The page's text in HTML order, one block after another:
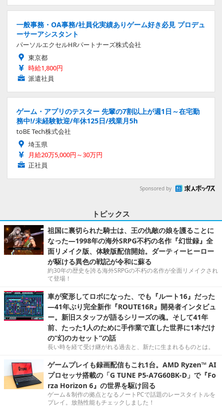
一般事務・OA事務/社員化実績ありゲーム好き必見 プロデュ
ーサーアシスタント
パーソルエクセルHRパートナーズ株式会社
東京都
時給1,800円
派遣社員
ゲーム・アプリのテスター 先輩の7割以上が週1日～在宅勤
務中!/未経験歓迎/年休125日/残業月5h
toBE Tech株式会社
埼玉県
月給20万5,000円～30万円
正社員
Sponsored by
トピックス
祖国に裏切られた騎士は、王の仇敵の娘を護ることに
なった―1998年の海外SRPG不朽の名作『幻世録』全
面リメイク版、体験版配信開始。ダーティーヒーロー
が駆ける異色の戦記が令和に蘇る
約30年の歴史を誇る海外SRPGの不朽の名作が全面リメイクされ
て登場！
車が変形してロボになった、でも『ルート16』だった
―41年ぶり完全新作『ROUTE16R』開発者インタビュ
ー。新旧スタッフが語るシリーズの魂。そして41年
前、たった1人のために手作業で直した世界に1本だけ
の“幻のカセット”の話
長い時を経て受け継がれる過去と、新たに生まれるものとは。
ゲームプレイも録画配信もこれ1台。AMD Ryzen™ AI
プロセッサ搭載の「G TUNE P5-A7G60BK-D」で『Fo
rza Horizon 6』の世界を駆け回る
ゲーム＆制作の拠点となるノートPCで話題のレースタイトルを
プレイ。放熱性能もチェックしました！